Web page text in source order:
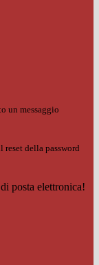
un messaggio
reset della password
posta elettronica!